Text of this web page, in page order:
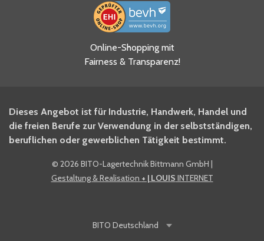
Ja, ich habe die
Datenschutzhinweise gelesen
und akzeptiere diese.
BITO Newsletter Fachwissen
Intralogistiker anmelden.
Ja, ich möchte mich für den
BITO Shop-Newsletter
Online-Shopping mit
Fairness & Transparenz!
Dieses Angebot ist für Industrie, Handwerk, Handel und
die freien Berufe zur Verwendung in der selbstständigen,
beruflichen oder gewerblichen Tätigkeit bestimmt.
© 2026 BITO-Lagertechnik Bittmann GmbH |
Gestaltung & Realisation + | LOUIS INTERNET
BITO Deutschland